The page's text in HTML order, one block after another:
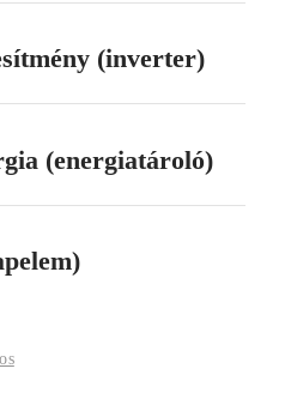
(inverter)
(energiatároló)